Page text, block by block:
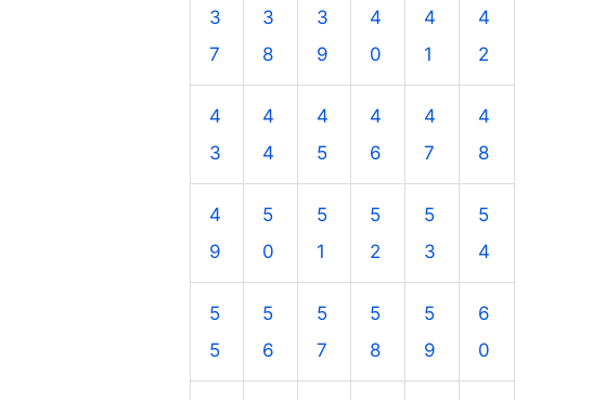
3
7
3
8
3
9
4
0
4
1
4
2
4
3
4
4
4
5
4
6
4
7
4
8
4
9
5
0
5
1
5
2
5
3
5
4
5
5
5
6
5
7
5
8
5
9
6
0